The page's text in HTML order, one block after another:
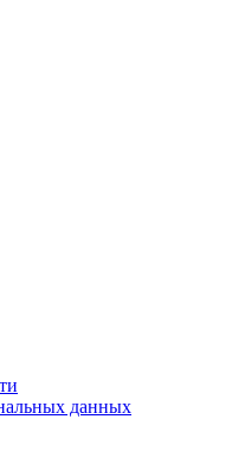
данных